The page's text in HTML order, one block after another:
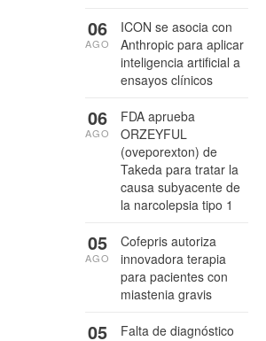
ICON se asocia con
Anthropic para aplicar
inteligencia artificial a
ensayos clínicos
06
AGO
FDA aprueba
ORZEYFUL
(oveporexton) de
Takeda para tratar la
causa subyacente de
la narcolepsia tipo 1
06
AGO
Cofepris autoriza
innovadora terapia
para pacientes con
miastenia gravis
05
AGO
Falta de diagnóstico
05